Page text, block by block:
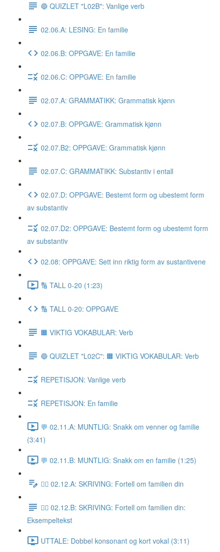
🔵 QUIZLET "L02B": Vanlige verb
02.06.A: LESING: En familie
02.06.B: OPPGAVE: En familie
02.06.C: OPPGAVE: En familie
02.07.A: GRAMMATIKK: Grammatisk kjønn
02.07.B: OPPGAVE: Grammatisk kjønn
02.07.B2: OPPGAVE: Grammatisk kjønn
02.07.C: GRAMMATIKK: Substantiv i entall
02.07.D: OPPGAVE: Bestemt form og ubestemt form
av substantiv
02.07.D2: OPPGAVE: Bestemt form og ubestemt form
av substantiv
02.08: OPPGAVE: Sett inn riktig form av sustantivene
🔢 TALL 0-20 (1:23)
🔢 TALL 0-20: OPPGAVE
🟧 VIKTIG VOKABULAR: Verb
🔵 QUIZLET "L02C": 🟧 VIKTIG VOKABULAR: Verb
REPETISJON: Vanlige verb
REPETISJON: En familie
💬 02.11.A: MUNTLIG: Snakk om venner og familie
(3:41)
💬 02.11.B: MUNTLIG: Snakk om en familie (1:25)
✍🏼 02.12.A: SKRIVING: Fortell om familien din
✍🏼 02.12.B: SKRIVING: Fortell om familien din:
Eksempeltekst
UTTALE: Dobbel konsonant og kort vokal (3:11)